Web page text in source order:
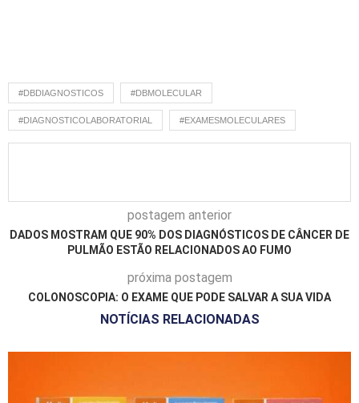
#DBDIAGNOSTICOS #DBMOLECULAR
#DIAGNOSTICOLABORATORIAL #EXAMESMOLECULARES
postagem anterior
DADOS MOSTRAM QUE 90% DOS DIAGNÓSTICOS DE CÂNCER DE
PULMÃO ESTÃO RELACIONADOS AO FUMO
próxima postagem
COLONOSCOPIA: O EXAME QUE PODE SALVAR A SUA VIDA
NOTÍCIAS RELACIONADAS